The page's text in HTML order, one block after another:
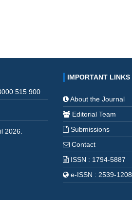
515 900
2026.
IMPORTANT LINKS
About the Journal
Editorial Team
Submissions
Contact
ISSN : 1794-5887
e-ISSN : 2539-1208